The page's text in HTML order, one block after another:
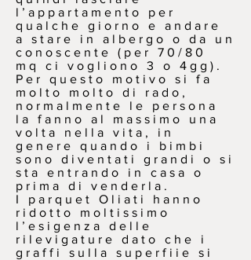
l’appartamento per
qualche giorno e andare
a stare in albergo o da un
conoscente (per 70/80
mq ci vogliono 3 o 4gg).
Per questo motivo si fa
molto molto di rado,
normalmente le persona
la fanno al massimo una
volta nella vita, in
genere quando i bimbi
sono diventati grandi o si
sta entrando in casa o
prima di venderla.
I parquet Oliati hanno
ridotto moltissimo
l’esigenza delle
rilevigature dato che i
graffi sulla superfiie si